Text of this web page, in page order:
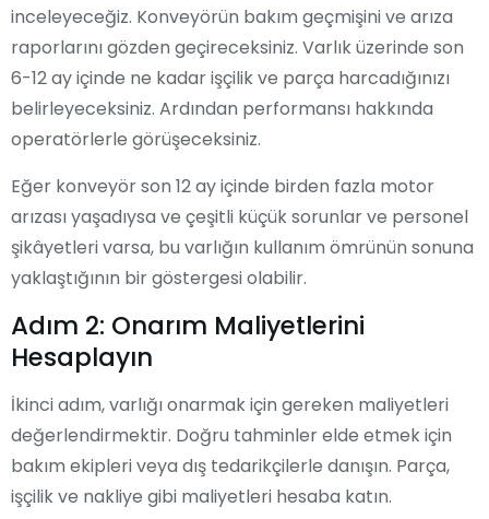
inceleyeceğiz. Konveyörün bakım geçmişini ve arıza
raporlarını gözden geçireceksiniz. Varlık üzerinde son
6-12 ay içinde ne kadar işçilik ve parça harcadığınızı
belirleyeceksiniz. Ardından performansı hakkında
operatörlerle görüşeceksiniz.
Eğer konveyör son 12 ay içinde birden fazla motor
arızası yaşadıysa ve çeşitli küçük sorunlar ve personel
şikâyetleri varsa, bu varlığın kullanım ömrünün sonuna
yaklaştığının bir göstergesi olabilir.
Adım 2: Onarım Maliyetlerini
Hesaplayın
İkinci adım, varlığı onarmak için gereken maliyetleri
değerlendirmektir. Doğru tahminler elde etmek için
bakım ekipleri veya dış tedarikçilerle danışın. Parça,
işçilik ve nakliye gibi maliyetleri hesaba katın.